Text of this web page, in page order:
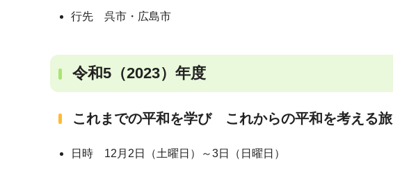
行先 呉市・広島市
令和5（2023）年度
これまでの平和を学び これからの平和を考える旅
日時 12月2日（土曜日）～3日（日曜日）